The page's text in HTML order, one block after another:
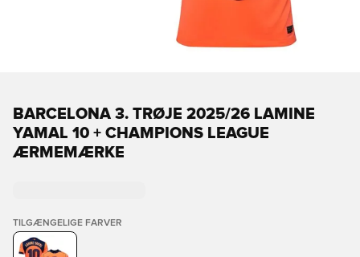
BARCELONA 3. TRØJE 2025/26 LAMINE
YAMAL 10 + CHAMPIONS LEAGUE
ÆRMEMÆRKE
TILGÆNGELIGE FARVER